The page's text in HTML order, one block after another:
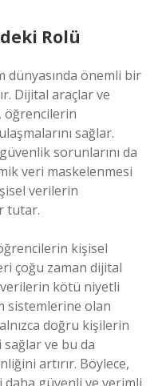
Rolü
dünyasında önemli bir
Dijital araçlar ve
öğrencilerin
sağlar.
sorunlarını da
veri maskelenmesi
verilerin
tutar.
kişisel
çoğu zaman dijital
kötü niyetli
sistemlerine olan
doğru kişilerin
ve bu da
artırır. Böylece,